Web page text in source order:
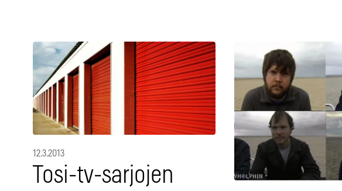
12.3.2013
Tosi-tv-sarjojen